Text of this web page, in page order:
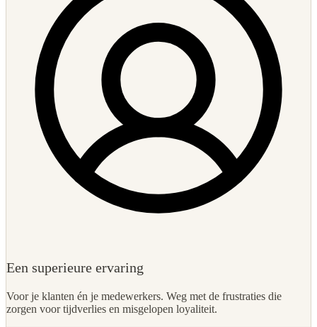
Een superieure ervaring
Voor je klanten én je medewerkers. Weg met de frustraties die
zorgen voor tijdverlies en misgelopen loyaliteit.